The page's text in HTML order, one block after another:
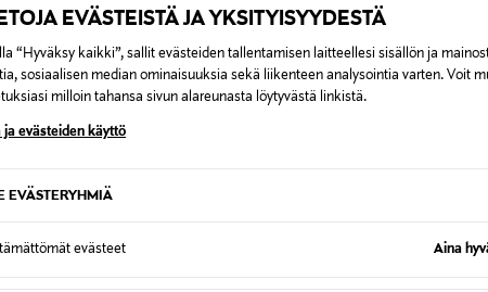
EVÄSTEISTÄ JA YKSITYISYYDESTÄ
“Hyväksy kaikki”, sallit evästeiden tallentamisen laitteellesi sisällön ja
sosiaalisen median ominaisuuksia sekä liikenteen analysointia varten. Voit
milloin tahansa sivun alareunasta löytyvästä linkistä.
ja evästeiden käyttö
EVÄSTERYHMIÄ
evästeet Aina
POLO